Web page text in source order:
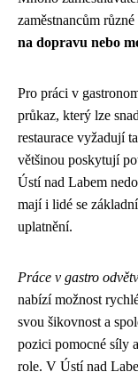
zaměstnancům
na dopravu nebo
Pro práci v
průkaz, který lze
restaurace vyžadují
většinou poskytují
Ústí nad Labem
mají i lidé se
uplatnění.
Práce v gastro
nabízí možnost
svou šikovnost a
pozici pomocné síly
role. V Ústí nad